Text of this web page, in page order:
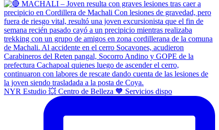
NYR Estudio 💥 Centro de Belleza 🧡 Servicios dispo